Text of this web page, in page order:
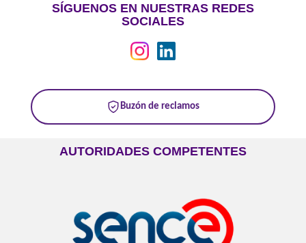
SÍGUENOS EN NUESTRAS REDES
SOCIALES
Buzón de reclamos
AUTORIDADES COMPETENTES